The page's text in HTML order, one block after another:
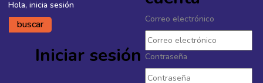
Correo electrónico
Contraseña
buscar
Hola, inicia sesión
Iniciar sesión